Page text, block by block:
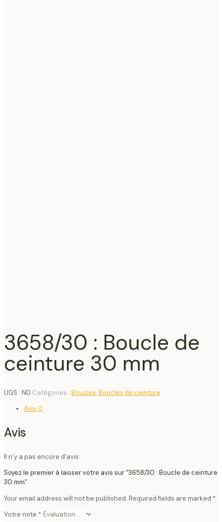
3658/30 : Boucle de
ceinture 30 mm
UGS : ND Catégories : Boucles,Boucles de ceinture
Avis 0
Avis
Il n’y a pas encore d’avis.
Soyez le premier à laisser votre avis sur “3658/30 : Boucle de ceinture
30 mm”
Your email address will not be published. Required fields are marked *
Votre note *